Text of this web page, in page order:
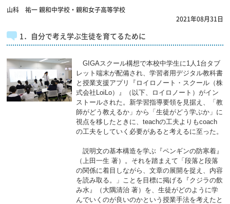
山科 祐一親和中学校・親和女子高等学校
2021年08月31日
1．自分で考え学ぶ生徒を育てるために
GIGAスクール構想で本校中学生に1人1台タブ
レット端末が配備され、学習者用デジタル教科書
と授業支援アプリ『ロイロノート・スクール（株
式会社LoiLo）』（以下、ロイロノート）がイン
ストールされた。新学習指導要領を見据え、「教
師がどう教えるか」から「生徒がどう学ぶか」に
視点を移したときに、teachの工夫よりもcoach
の工夫をしていく必要があると考えるに至った。
説明文の基本構造を学ぶ『ペンギンの防寒着』
（上田一生 著）。それを踏まえて「段落と段落
の関係に着目しながら、文章の展開を捉え、内容
を読み取る。」ことを目標に掲げる『クジラの飲
み水』（大隅清治 著）を、生徒がどのように学
んでいくのが良いのかという授業手法を考えたと